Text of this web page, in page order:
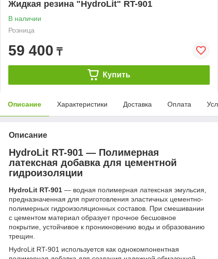
Жидкая резина "HydroLit" RT-901
В наличии
Розница
59 400 ₸
Купить
Описание Характеристики Доставка Оплата
Описание
HydroLit RT-901 — Полимерная
латексная добавка для цементной
гидроизоляции
HydroLit RT-901 — водная полимерная латексная эмульсия,
предназначенная для приготовления эластичных цементно-
полимерных гидроизоляционных составов. При смешивании
с цементом материал образует прочное бесшовное
покрытие, устойчивое к проникновению воды и образованию
трещин.
HydroLit RT-901 используется как однокомпонентная